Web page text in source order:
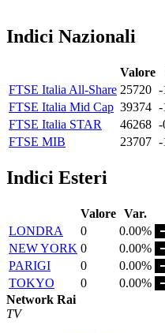
Indici Nazionali
Valore
FTSE Italia All-Share 25720 -
FTSE Italia Mid Cap 39374 -
FTSE Italia STAR
46268 -
FTSE MIB
23707 -
Indici Esteri
Valore Var.
LONDRA
0
0.00%
NEW YORK 0
0.00%
PARIGI
0
0.00%
TOKYO
0
0.00%
Network Rai
TV